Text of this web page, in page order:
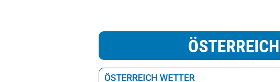
ÖSTERREICH WETTER